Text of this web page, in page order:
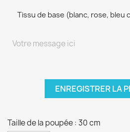
Tissu de base (blanc, rose, bleu
ENREGISTRER LA
Taille de la poupée : 30 cm